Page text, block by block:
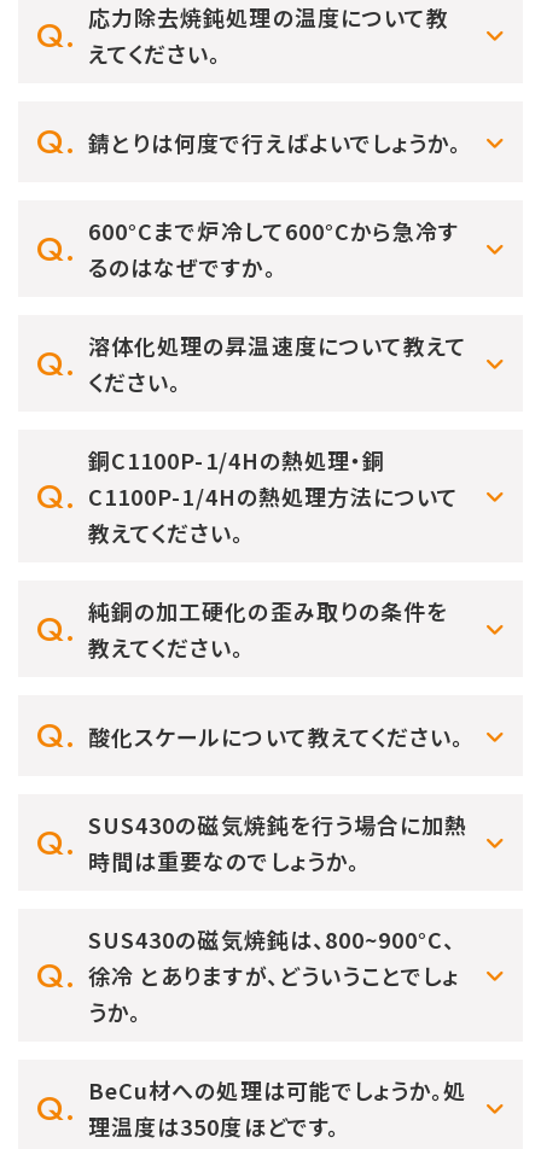
応力除去焼鈍処理の温度について教
えてください。
錆とりは何度で行えばよいでしょうか。
600°Cまで炉冷して600°Cから急冷す
るのはなぜですか。
溶体化処理の昇温速度について教えて
ください。
銅C1100P-1/4Hの熱処理・銅
C1100P-1/4Hの熱処理方法について
教えてください。
純銅の加工硬化の歪み取りの条件を
教えてください。
酸化スケールについて教えてください。
SUS430の磁気焼鈍を行う場合に加熱
時間は重要なのでしょうか。
SUS430の磁気焼鈍は、800~900°C、
徐冷 とありますが、どういうことでしょ
うか。
BeCu材への処理は可能でしょうか。処
理温度は350度ほどです。